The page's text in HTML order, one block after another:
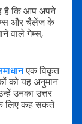
है कि आप अपने
और चैलेंज के
वाले गेम्स,
एक विकृत
को यह अनुमान
उनका उत्तर
के लिए कह सकते